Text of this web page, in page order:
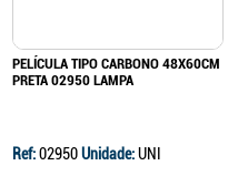
PELÍCULA TIPO CARBONO 48X60CM
PRETA 02950 LAMPA
Ref:02950Unidade:UNI